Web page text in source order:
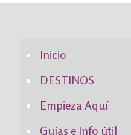
Inicio
DESTINOS
Empieza Aquí
Guías e Info útil